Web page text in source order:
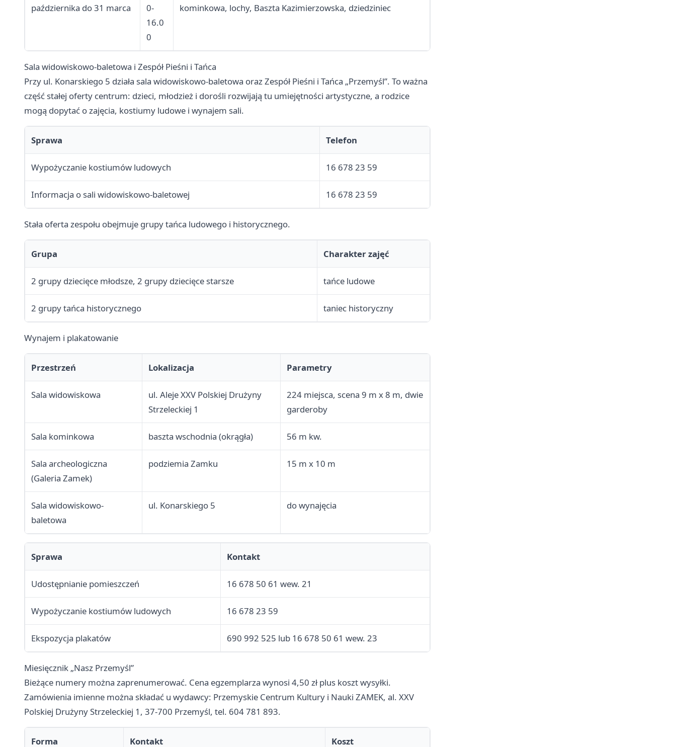
października do 31 marca
0-
16.0
0
kominkowa, lochy, Baszta Kazimierzowska, dziedziniec
Sala widowiskowo-baletowa i Zespół Pieśni i Tańca
Przy ul. Konarskiego 5 działa sala widowiskowo-baletowa oraz Zespół Pieśni i Tańca „Przemyśl”. To ważna
część stałej oferty centrum: dzieci, młodzież i dorośli rozwijają tu umiejętności artystyczne, a rodzice
mogą dopytać o zajęcia, kostiumy ludowe i wynajem sali.
Sprawa Telefon
Wypożyczanie kostiumów ludowych 16 678 23 59
Informacja o sali widowiskowo-baletowej 16 678 23 59
Stała oferta zespołu obejmuje grupy tańca ludowego i historycznego.
Grupa Charakter zajęć
2 grupy dziecięce młodsze, 2 grupy dziecięce starsze tańce ludowe
2 grupy tańca historycznego taniec historyczny
Wynajem i plakatowanie
Przestrzeń Lokalizacja Parametry
Sala widowiskowa
ul. Aleje XXV Polskiej Drużyny
Strzeleckiej 1
224 miejsca, scena 9 m x 8 m, dwie
garderoby
Sala kominkowa baszta wschodnia (okrągła) 56 m kw.
Sala archeologiczna
(Galeria Zamek)
podziemia Zamku 15 m x 10 m
Sala widowiskowo-
baletowa
ul. Konarskiego 5 do wynajęcia
Sprawa Kontakt
Udostępnianie pomieszczeń 16 678 50 61 wew. 21
Wypożyczanie kostiumów ludowych 16 678 23 59
Ekspozycja plakatów 690 992 525 lub 16 678 50 61 wew. 23
Miesięcznik „Nasz Przemyśl”
Bieżące numery można zaprenumerować. Cena egzemplarza wynosi 4,50 zł plus koszt wysyłki.
Zamówienia imienne można składać u wydawcy: Przemyskie Centrum Kultury i Nauki ZAMEK, al. XXV
Polskiej Drużyny Strzeleckiej 1, 37-700 Przemyśl, tel. 604 781 893.
Forma Kontakt Koszt